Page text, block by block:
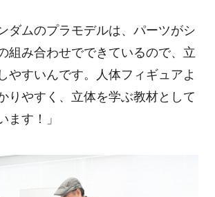
ダムのプラモデルは、パーツがシ
組み合わせでできているので、立
やすいんです。人体フィギュアよ
りやすく、立体を学ぶ教材として
ます！」